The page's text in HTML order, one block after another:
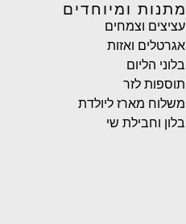
מתנות ומיוחדים
עציצים וצמחים
אגרטלים ואזות
בלוני הליום
תוספות לזר
משלוח מארז ליולדת
בלון וחבילת שי